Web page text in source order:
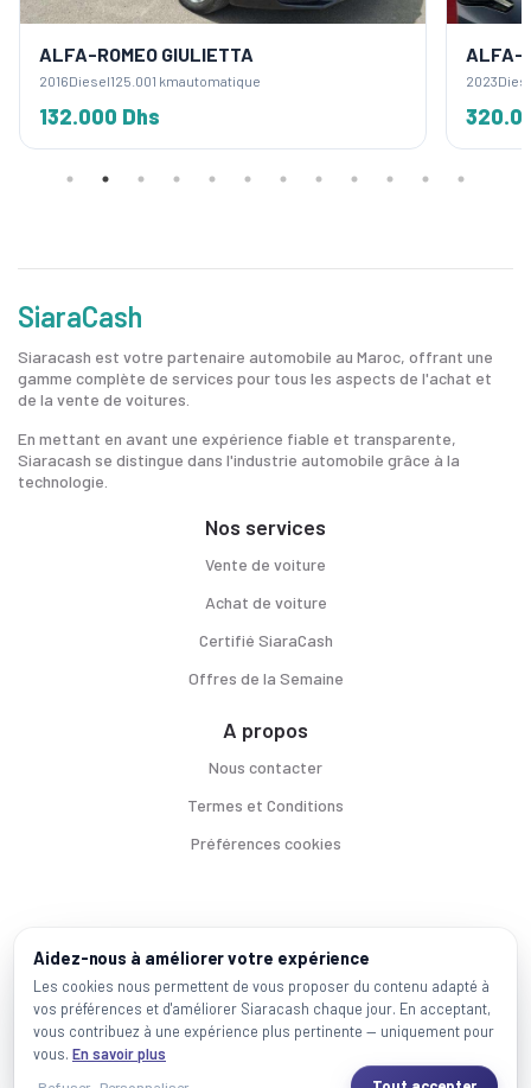
ALFA-ROMEO GIULIETTA
2016Diesel125.001 kmautomatique
132.000 Dhs
ALFA-
2023
SiaraCash
Siaracash est votre partenaire automobile au Maroc, offrant une
gamme complète de services pour tous les aspects de l'achat et
de la vente de voitures.
En mettant en avant une expérience fiable et transparente,
Siaracash se distingue dans l'industrie automobile grâce à la
technologie.
Nos services
Vente de voiture
Achat de voiture
Certifié SiaraCash
Offres de la Semaine
A propos
Nous contacter
Termes et Conditions
Préférences cookies
Voitures par ville
Casablanca | | Mohammadia |Salé | |
Marques populaires
Mercedes| |Volkswagen | Renault Toyota Peugeot
Aidez-nous à améliorer votre expérience
Les cookies nous permettent de vous proposer du contenu adapté à
vos préférences et d'améliorer Siaracash chaque jour. En acceptant,
vous contribuez à une expérience plus pertinente — uniquement pour
vous. En savoir plus